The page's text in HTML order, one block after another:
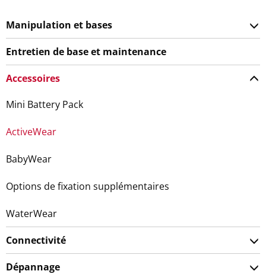
Manipulation et bases
Entretien de base et maintenance
Accessoires
Mini Battery Pack
ActiveWear
BabyWear
Options de fixation supplémentaires
WaterWear
Connectivité
Dépannage